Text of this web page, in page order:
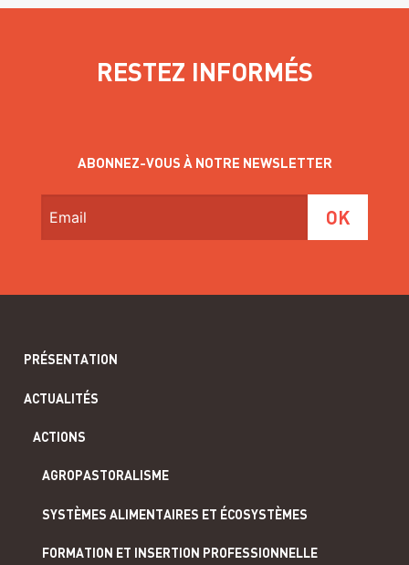
RESTEZ INFORMÉS
ABONNEZ-VOUS À NOTRE NEWSLETTER
PRÉSENTATION
ACTUALITÉS
ACTIONS
AGROPASTORALISME
SYSTÈMES ALIMENTAIRES ET ÉCOSYSTÈMES
FORMATION ET INSERTION PROFESSIONNELLE